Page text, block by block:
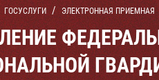
ГОСУСЛУГИ ЭЛЕКТРОННАЯ ПРИЕМНАЯ